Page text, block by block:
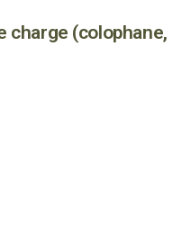
charge (colophane,